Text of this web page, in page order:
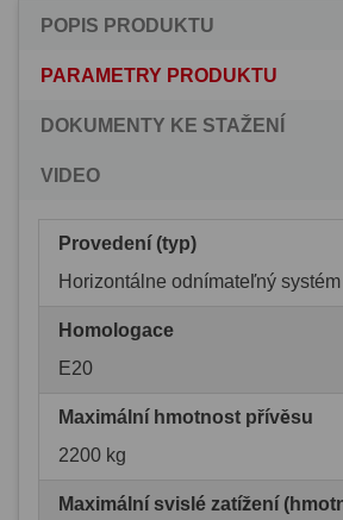
POPIS PRODUKTU
PARAMETRY PRODUKTU
DOKUMENTY KE STAŽENÍ
VIDEO
Provedení (typ)
Horizontálne odnímateľný
Homologace
E20
Maximální hmotnost přívěsu
2200 kg
Maximální svislé zatížení